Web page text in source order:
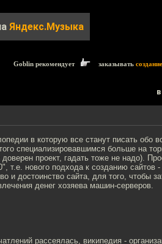
Яндекс.Музыка
Goblin рекомендует заказывать
в которую все станут писать обо
специализировавшимся больше на
проект, гадать тоже не надо).
нового подхода к созданию сайтов -
и достоинство сайта, для того, чтобы
денег хозяева машин-серверов.
рассеялась, википедия -